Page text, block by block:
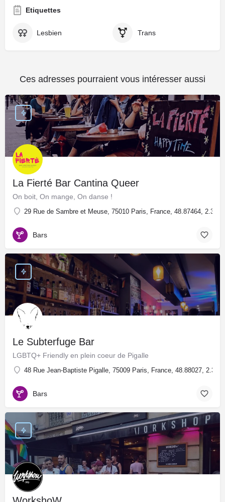
Etiquettes
Lesbien Trans
Ces adresses pourraient vous intéresser aussi
La Fierté Bar Cantina Queer
On boit, On mange, On danse !
29 Rue de Sambre et Meuse, 75010 Paris, France, 48.87464,
Bars
Le Subterfuge Bar
LGBTQ+ Friendly en plein coeur de Pigalle
48 Rue Jean-Baptiste Pigalle, 75009 Paris, France, 48.88027,
Bars